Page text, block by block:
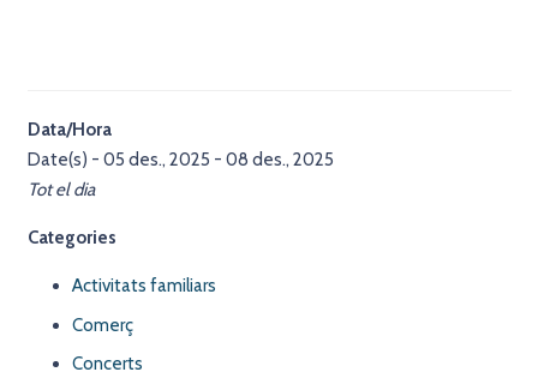
Data/Hora
Date(s) - 05 des., 2025 - 08 des., 2025
Tot el dia
Categories
Activitats familiars
Comerç
Concerts